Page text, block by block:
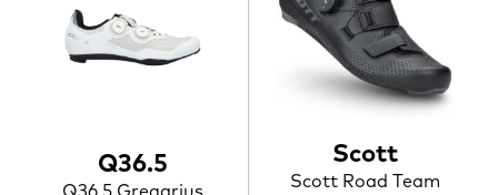
Q36.5 Scott
Scott Road Team